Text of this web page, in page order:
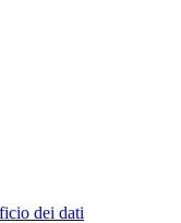
dei dati